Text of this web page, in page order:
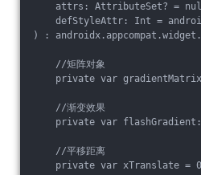
attrs: AttributeSet? =
defStyleAttr: Int =
) :
    //矩阵对象
private var
    //渐变效果
private var
    //平移距离
    private var xTranslate = 0